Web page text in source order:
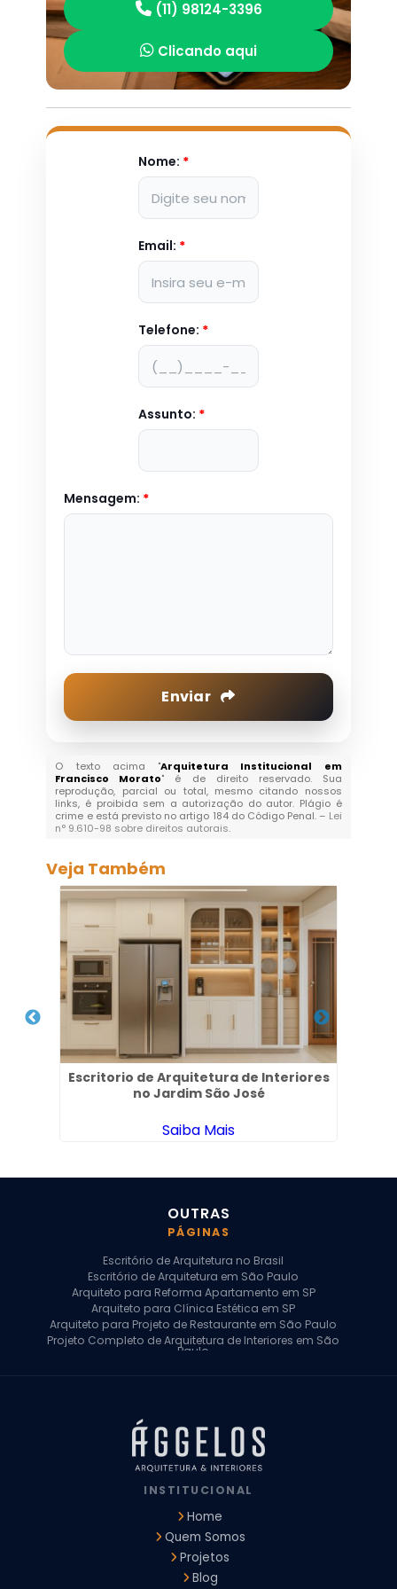
(11) 98124-3396
Clicando aqui
Nome: *
Email: *
Telefone: *
Assunto: *
Mensagem: *
Enviar
O texto acima "Arquitetura Institucional em
Francisco Morato" é de direito reservado. Sua
reprodução, parcial ou total, mesmo citando nossos
links, é proibida sem a autorização do autor. Plágio é
crime e está previsto no artigo 184 do Código Penal. – Lei
n° 9.610-98 sobre direitos autorais.
Veja Também
Escritorio de Arquitetura de Interiores
no Jardim São José
Saiba Mais
OUTRAS
PÁGINAS
Escritório de Arquitetura no Brasil
Escritório de Arquitetura em São Paulo
Arquiteto para Reforma Apartamento em SP
Arquiteto para Clínica Estética em SP
Arquiteto para Projeto de Restaurante em São Paulo
Projeto Completo de Arquitetura de Interiores em São
Paulo
Arquiteto para Projeto Comercial em São Paulo
Arquiteto Comercial
Arquiteto para Reforma de Apartamento
Arquiteto para Reforma Residencial
Arquitetura para Reforma de Casas
Design de Interiores Apartamentos
Design de Interiores Residencial
Empresa de Arquitetura e Design
Empresas de Arquitetura e Design de Interiores
INSTITUCIONAL
Home
Quem Somos
Projetos
Blog